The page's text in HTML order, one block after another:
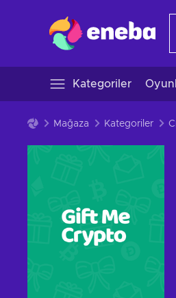
Kategoriler
Mağaza Kategoriler